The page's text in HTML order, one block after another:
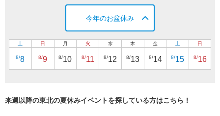
今年のお盆休み
土
8/8
日
8/9
月
8/10
火
8/11
水
8/12
木
8/13
金
8/14
土
8/15
日
8/16
来週以降の東北の夏休みイベントを探している方はこちら！